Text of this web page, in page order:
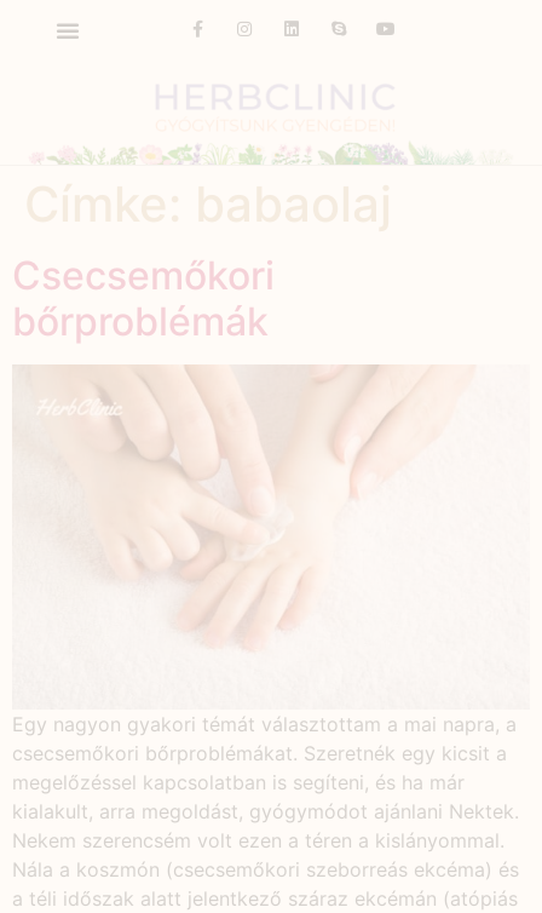
Csecsemőkori
bőrproblémák
Egy nagyon gyakori témát választottam a mai napra, a
csecsemőkori bőrproblémákat. Szeretnék egy kicsit a
megelőzéssel kapcsolatban is segíteni, és ha már
kialakult, arra megoldást, gyógymódot ajánlani Nektek.
Nekem szerencsém volt ezen a téren a kislányommal.
Nála a koszmón (csecsemőkori szeborreás ekcéma) és
a téli időszak alatt jelentkező száraz ekcémán (atópiás